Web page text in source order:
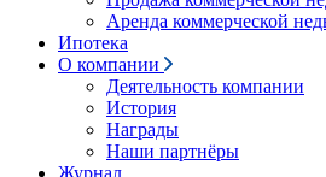
Аренда коммерческой
Ипотека
О компании
Деятельность компании
История
Награды
Наши партнёры
Журнал